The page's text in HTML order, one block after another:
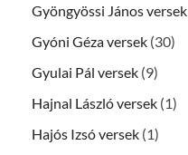
Gyöngyössi János versek
Gyóni Géza versek (30)
Gyulai Pál versek (9)
Hajnal László versek (1)
Hajós Izsó versek (1)